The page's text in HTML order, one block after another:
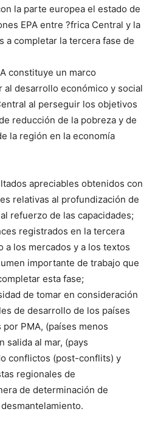
la parte europea el estado de
EPA entre ?frica Central y la
a completar la tercera fase de
constituye un marco
desarrollo económico y social
al perseguir los objetivos
reducción de la pobreza y de
la región en la economía
apreciables obtenidos con
relativas al profundización de
refuerzo de las capacidades;
registrados en la tercera
a los mercados y a los textos
importante de trabajo que
esta fase;
de tomar en consideración
de desarrollo de los países
PMA, (países menos
salida al mar, (pays
conflictos (post-conflits) y
regionales de
de determinación de